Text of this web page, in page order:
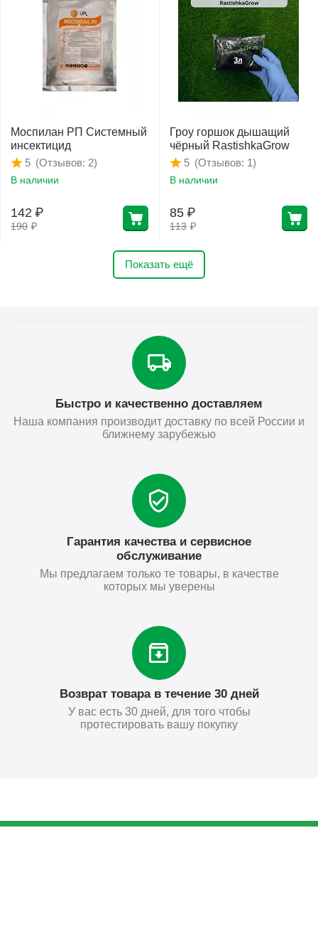
Моспилан РП Системный
инсектицид
(Отзывов: 2)
5
В наличии
190 ₽
142 ₽
Гроу горшок дышащий
чёрный RastishkaGrow
(Отзывов: 1)
5
В наличии
113 ₽
85 ₽
Показать ещё
Быстро и качественно доставляем
Наша компания производит доставку по всей России и
ближнему зарубежью
Гарантия качества и сервисное
обслуживание
Мы предлагаем только те товары, в качестве
которых мы уверены
Возврат товара в течение 30 дней
У вас есть 30 дней, для того чтобы
протестировать вашу покупку